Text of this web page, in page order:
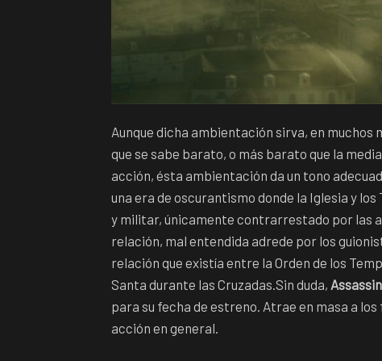
Aunque dicha ambientación sirva, en
que se sabe barato, o más barato que la
acción, ésta ambientación da un tono
una era de oscurantismo donde la Iglesia y
y militar, únicamente contrarrestado por las
relación, mal entendida adrede por los
relación que existía entre la Orden de los
Santa durante las Cruzadas.Sin duda,
para su fecha de estreno. Atrae en masa a
acción en general.